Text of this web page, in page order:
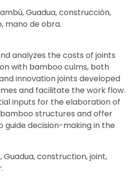
Guadua, construcción,
mano de obra.
analyzes the costs of joints
with bamboo culms, both
innovation joints developed
and facilitate the work flow.
inputs for the elaboration of
structures and offer
guide decision-making in the
Guadua, construction, joint,